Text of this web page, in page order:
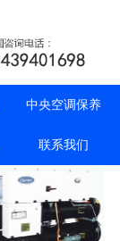
中央空调保养
联系我们